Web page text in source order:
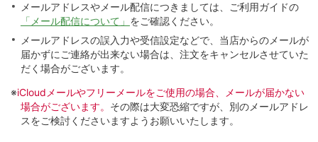
メールアドレスやメール配信につきましては、ご利用ガイドの
「メール配信について」 をご確認ください。
メールアドレスの誤入力や受信設定などで、当店からのメールが
届かずにご連絡が出来ない場合は、注文をキャンセルさせていた
だく場合がございます。
※iCloudメールやフリーメールをご使用の場合、メールが届かない
場合がございます。 その際は大変恐縮ですが、別のメールアドレ
スをご検討くださいますようお願いいたします。